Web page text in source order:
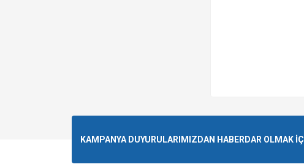
KAMPANYA DUYURULARIMIZDAN HABERDAR OLMAK